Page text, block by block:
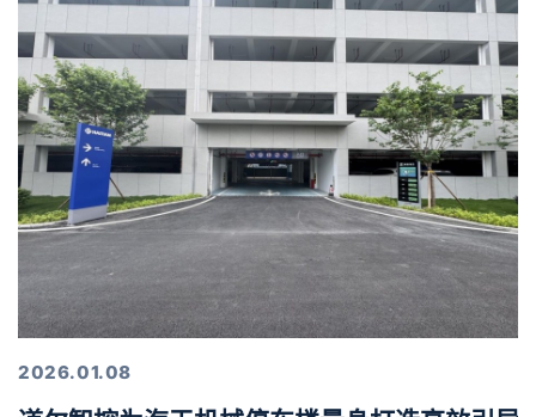
2026.01.08